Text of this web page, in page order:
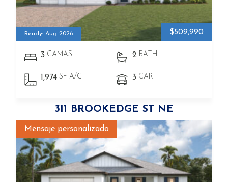
$509,990
Ready: Aug 2026
3 CAMAS 2 BATH
1,974 SF A/C 3 CAR
311 BROOKEDGE ST NE
Mensaje personalizado